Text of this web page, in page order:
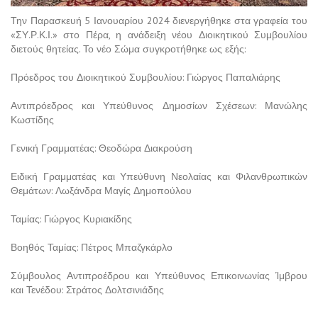
Την Παρασκευή 5 Ιανουαρίου 2024 διενεργήθηκε στα γραφεία του
«ΣΥ.Ρ.Κ.Ι.» στο Πέρα, η ανάδειξη νέου Διοικητικού Συμβουλίου
διετούς θητείας. Το νέο Σώμα συγκροτήθηκε ως εξής:
Πρόεδρος του Διοικητικού Συμβουλίου: Γιώργος Παπαλιάρης
Αντιπρόεδρος και Υπεύθυνος Δημοσίων Σχέσεων: Μανώλης
Κωστίδης
Γενική Γραμματέας: Θεοδώρα Διακρούση
Ειδική Γραμματέας και Υπεύθυνη Νεολαίας και Φιλανθρωπικών
Θεμάτων: Λωξάνδρα Μαγίς Δημοπούλου
Ταμίας: Γιώργος Κυριακίδης
Βοηθός Ταμίας: Πέτρος Μπαζγκάρλο
Σύμβουλος Αντιπροέδρου και Υπεύθυνος Επικοινωνίας Ίμβρου
και Τενέδου: Στράτος Δολτσινιάδης